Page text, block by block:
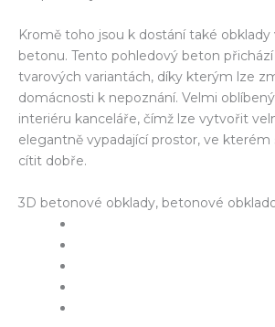
Kromě toho jsou k dostání také
betonu. Tento pohledový beton
tvarových variantách, díky kterým lze
domácnosti k nepoznání. Velmi
interiéru kanceláře, čímž lze vytvořit
elegantně vypadající prostor, ve kterém
cítit dobře.
3D betonové obklady, betonové